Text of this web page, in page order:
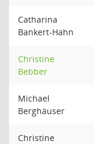
Catharina
Bankert-Hahn
Christine
Bebber
Michael
Berghäuser
Christine